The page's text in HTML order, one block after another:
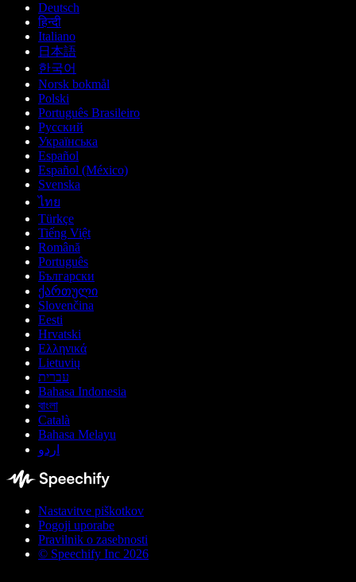
Deutsch
हिन्दी
Italiano
日本語
한국어
Norsk bokmål
Polski
Português Brasileiro
Русский
Українська
Español
Español (México)
Svenska
ไทย
Türkçe
Tiếng Việt
Română
Português
Български
ქართული
Slovenčina
Eesti
Hrvatski
Ελληνικά
Lietuvių
עברית
Bahasa Indonesia
বাংলা
Català
Bahasa Melayu
اردو
Nastavitve piškotkov
Pogoji uporabe
Pravilnik o zasebnosti
© Speechify Inc 2026